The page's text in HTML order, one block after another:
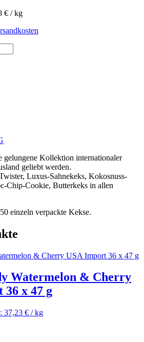
€ / kg
gelungene Kollektion internationaler
geliebt werden.
Luxus-Sahnekeks, Kokosnuss-
Chip-Cookie, Butterkeks in allen
einzeln verpackte Kekse.
Watermelon & Cherry
36 x 47 g
37,23 € / kg